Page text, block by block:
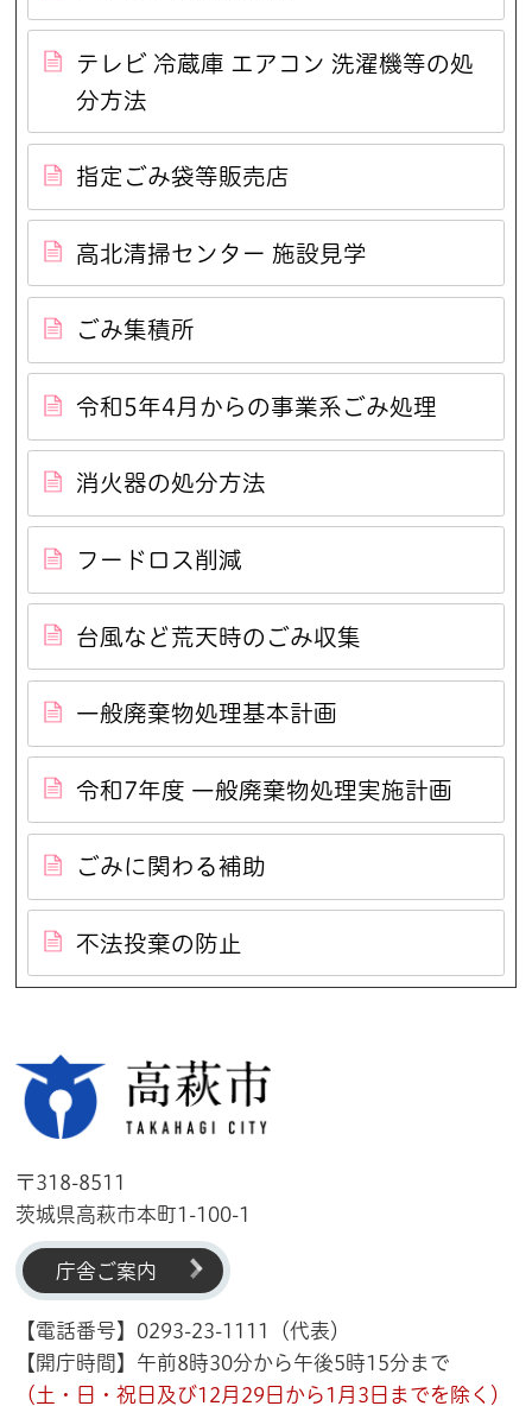
テレビ 冷蔵庫 エアコン 洗濯機等の処
分方法
指定ごみ袋等販売店
高北清掃センター 施設見学
ごみ集積所
令和5年4月からの事業系ごみ処理
消火器の処分方法
フードロス削減
台風など荒天時のごみ収集
一般廃棄物処理基本計画
令和7年度 一般廃棄物処理実施計画
ごみに関わる補助
不法投棄の防止
〒318-8511
茨城県高萩市本町1-100-1
庁舎ご案内
【電話番号】0293-23-1111（代表）
【開庁時間】午前8時30分から午後5時15分まで
（土・日・祝日及び12月29日から1月3日までを除く）